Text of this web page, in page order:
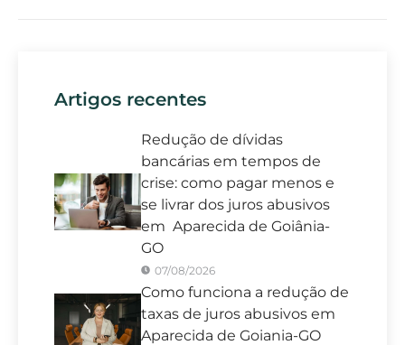
Artigos recentes
Redução de dívidas
bancárias em tempos de
crise: como pagar menos e
se livrar dos juros abusivos
em Aparecida de Goiânia-
GO
07/08/2026
Como funciona a redução de
taxas de juros abusivos em
Aparecida de Goiania-GO